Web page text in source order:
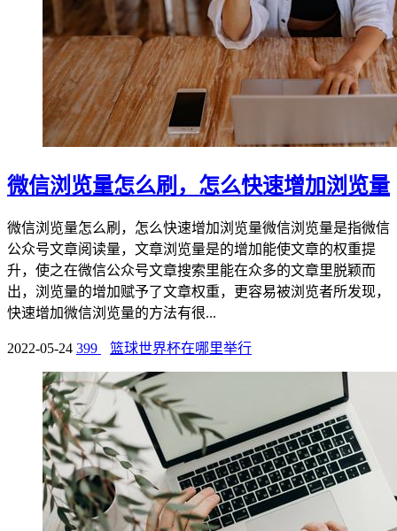
微信浏览量怎么刷，怎么快速增加浏览量
微信浏览量怎么刷，怎么快速增加浏览量微信浏览量是指微信
公众号文章阅读量，文章浏览量是的增加能使文章的权重提
升，使之在微信公众号文章搜索里能在众多的文章里脱颖而
出，浏览量的增加赋予了文章权重，更容易被浏览者所发现，
快速增加微信浏览量的方法有很...
2022-05-24 399 篮球世界杯在哪里举行